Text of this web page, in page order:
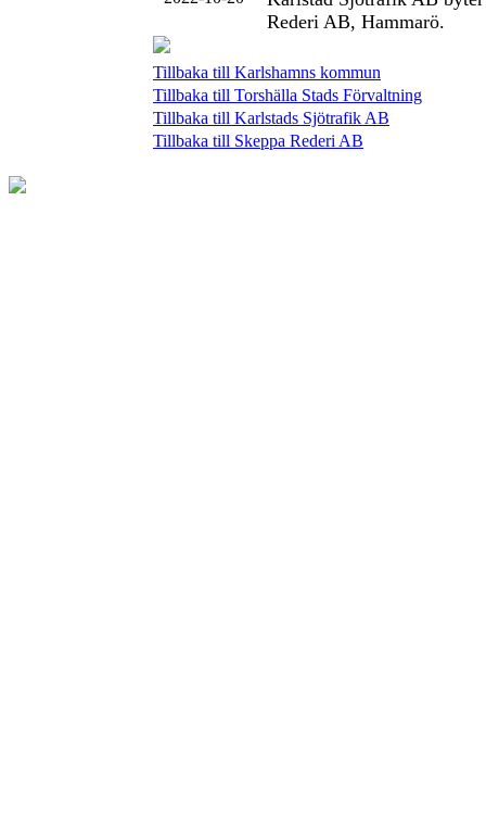
Rederi AB, Hammarö.
Tillbaka till Karlshamns kommun
Tillbaka till Torshälla Stads Förvaltning
Tillbaka till Karlstads Sjötrafik AB
Tillbaka till Skeppa Rederi AB